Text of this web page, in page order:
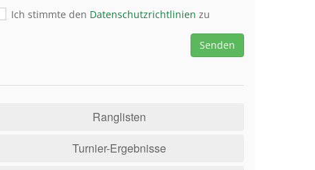
Ich stimmte den Datenschutzrichtlinien zu
Senden
Ranglisten
Turnier-Ergebnisse